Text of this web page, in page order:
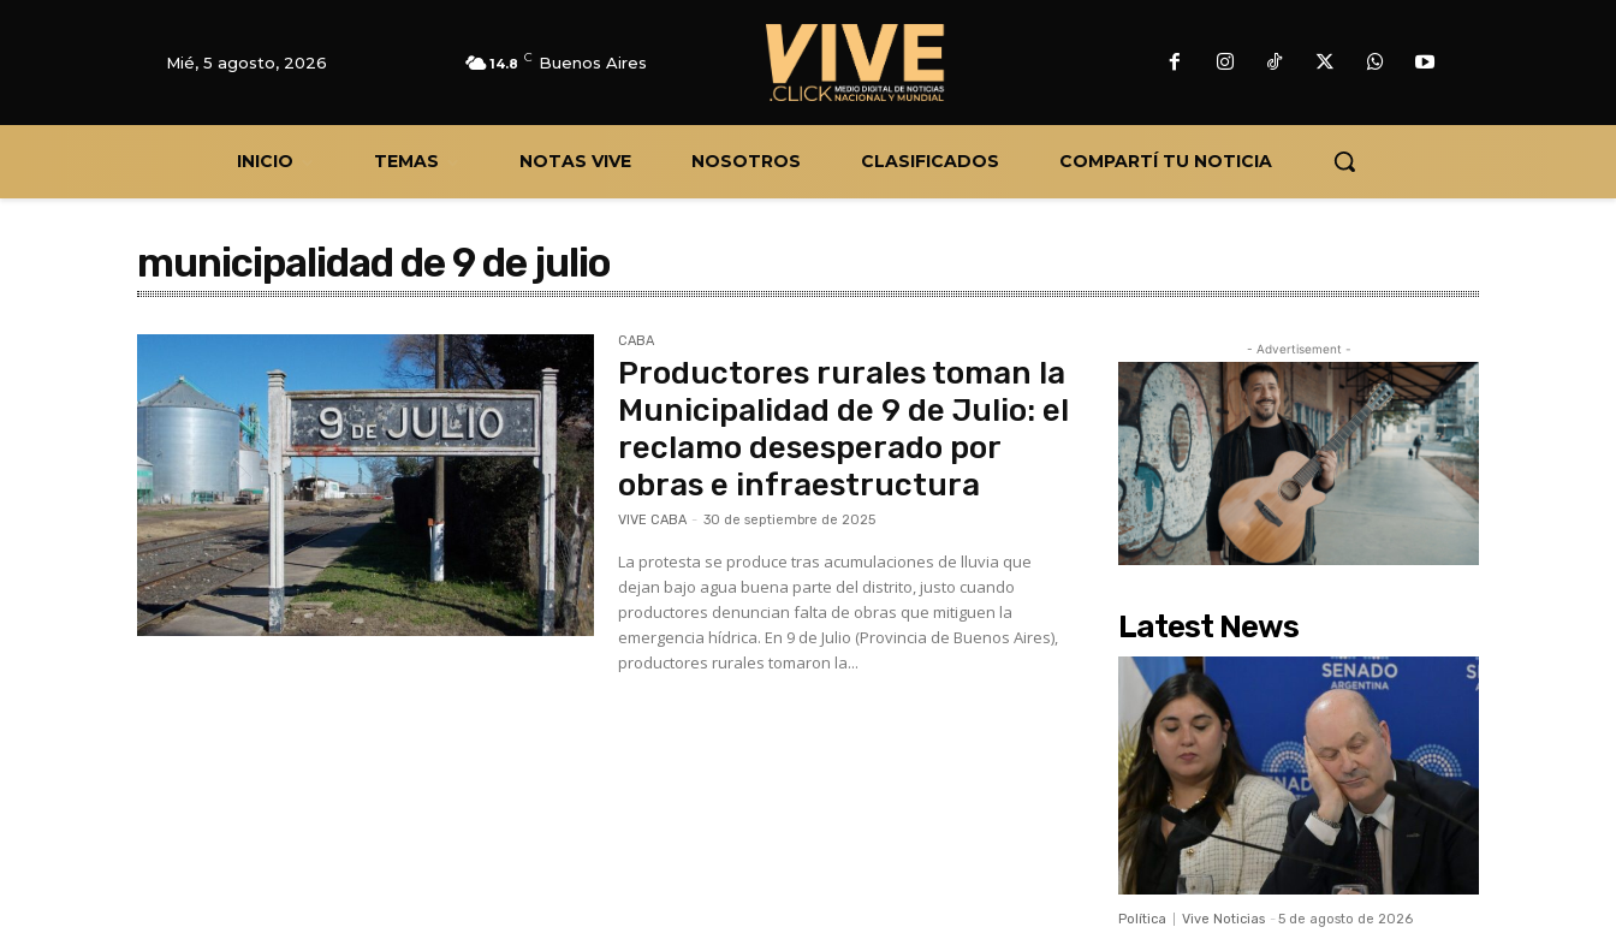
Mié, 5 agosto, 2026 14.8 C Buenos Aires
INICIO TEMAS NOTAS VIVE NOSOTROS CLASIFICADOS COMPARTÍ TU NOTICIA
municipalidad de 9 de julio
CABA
Productores rurales toman la
Municipalidad de 9 de Julio: el
reclamo desesperado por
obras e infraestructura
VIVE CABA - 30 de septiembre de 2025
La protesta se produce tras acumulaciones de lluvia que
dejan bajo agua buena parte del distrito, justo cuando
productores denuncian falta de obras que mitiguen la
emergencia hídrica. En 9 de Julio (Provincia de Buenos Aires),
productores rurales tomaron la...
- Advertisement -
Latest News
Política Vive Noticias - 5 de agosto de 2026